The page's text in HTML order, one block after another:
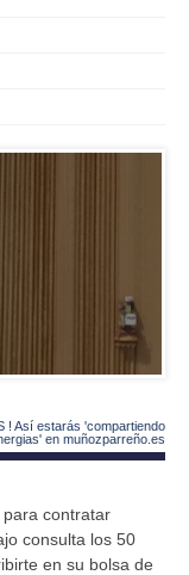
! Así estarás 'compartiendo
en muñozparreño.es
para contratar
consulta los 50
en su bolsa de